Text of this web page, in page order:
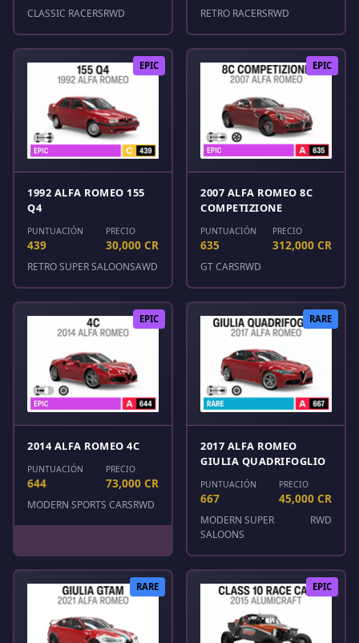
CLASSIC RACERSRWD RETRO RACERSRWD
EPIC
1992 ALFA ROMEO 155
Q4
PUNTUACIÓN
439
PRECIO
30,000 CR
RETRO SUPER SALOONSAWD
EPIC
2007 ALFA ROMEO 8C
COMPETIZIONE
PUNTUACIÓN
635
PRECIO
312,000 CR
GT CARSRWD
EPIC
2014 ALFA ROMEO 4C
PUNTUACIÓN
644
PRECIO
73,000 CR
MODERN SPORTS CARSRWD
RARE
2017 ALFA ROMEO
GIULIA QUADRIFOGLIO
PUNTUACIÓN
667
PRECIO
45,000 CR
MODERN SUPER
SALOONS
RWD
RARE EPIC